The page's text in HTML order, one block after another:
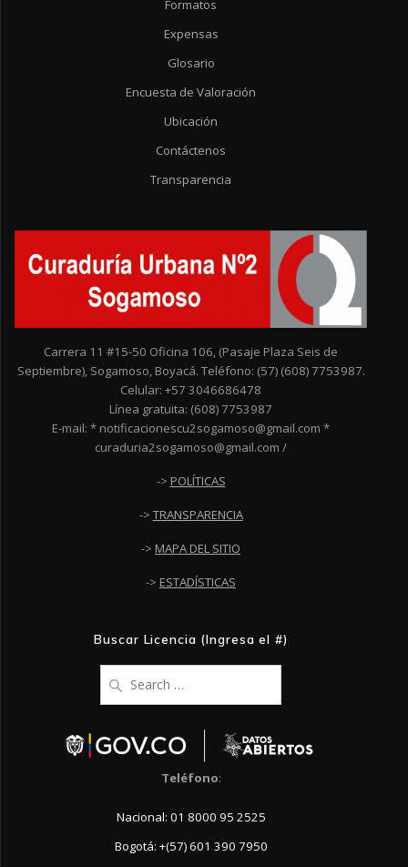
Formatos
Expensas
Glosario
Encuesta de Valoración
Ubicación
Contáctenos
Transparencia
Carrera 11 #15-50 Oficina 106, (Pasaje Plaza Seis de
Septiembre), Sogamoso, Boyacá. Teléfono: (57) (608) 7753987.
Celular: +57 3046686478
Línea gratuita: (608) 7753987
E-mail: * notificacionescu2sogamoso@gmail.com *
curaduria2sogamoso@gmail.com /
-> POLÍTICAS
-> TRANSPARENCIA
-> MAPA DEL SITIO
-> ESTADÍSTICAS
Buscar Licencia (Ingresa el #)
for:
Teléfono:
Nacional: 01 8000 95 2525
Bogotá: +(57) 601 390 7950